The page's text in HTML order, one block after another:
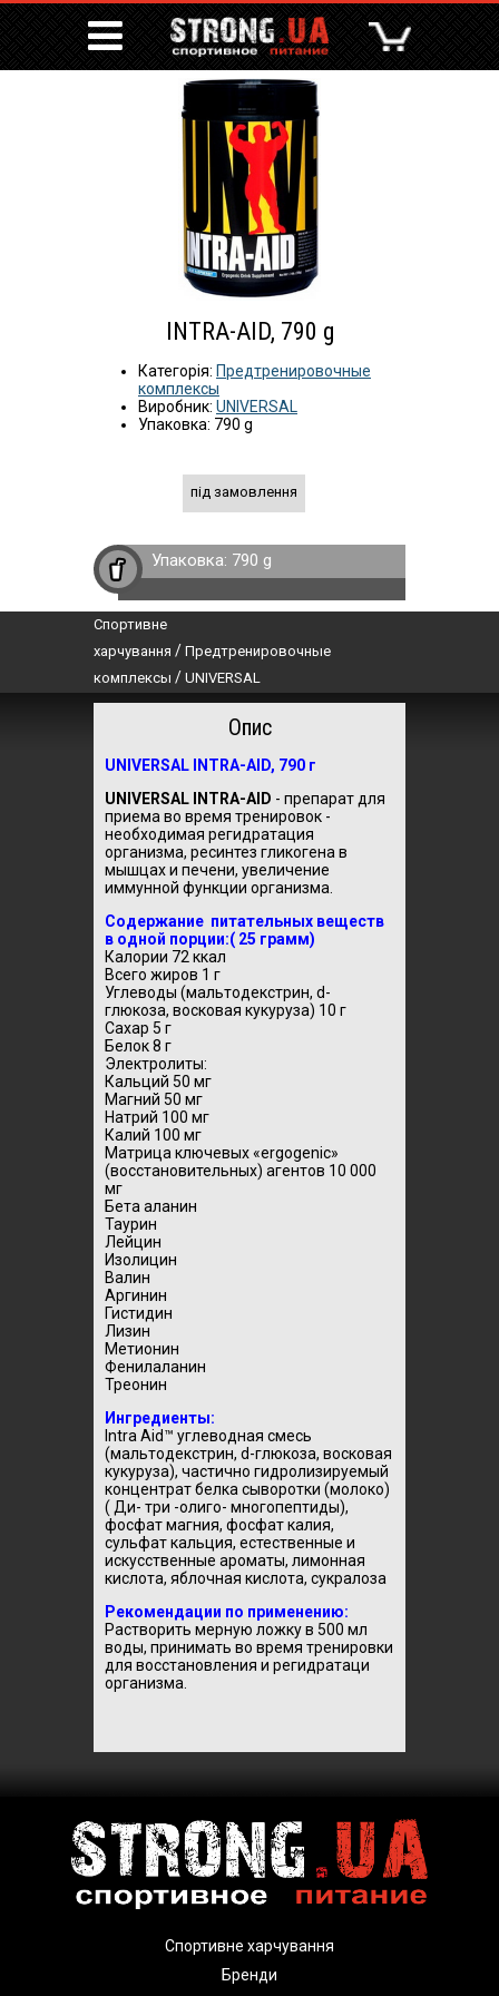
INTRA-AID, 790 g
Категорія: Предтренировочные
комплексы
Виробник: UNIVERSAL
Упаковка: 790 g
під замовлення
Упаковка: 790 g
Спортивне
харчування / Предтренировочные
комплексы / UNIVERSAL
Опис
UNIVERSAL INTRA-AID, 790 г
UNIVERSAL INTRA-AID - препарат для
приема во время тренировок -
необходимая регидратация
организма, ресинтез гликогена в
мышцах и печени, увеличение
иммунной функции организма.
Содержание питательных веществ
в одной порции:( 25 грамм)
Калории 72 ккал
Всего жиров 1 г
Углеводы (мальтодекстрин, d-
глюкоза, восковая кукуруза) 10 г
Сахар 5 г
Белок 8 г
Электролиты:
Кальций 50 мг
Магний 50 мг
Натрий 100 мг
Калий 100 мг
Матрица ключевых «ergogenic»
(восстановительных) агентов 10 000
мг
Бета аланин
Таурин
Лейцин
Изолицин
Валин
Аргинин
Гистидин
Лизин
Метионин
Фенилаланин
Треонин
Ингредиенты:
Intra Aid™ углеводная смесь
(мальтодекстрин, d-глюкоза, восковая
кукуруза), частично гидролизируемый
концентрат белка сыворотки (молоко)
( Ди- три -олиго- многопептиды),
фосфат магния, фосфат калия,
сульфат кальция, естественные и
искусственные ароматы, лимонная
кислота, яблочная кислота, сукралоза
Рекомендации по применению:
Растворить мерную ложку в 500 мл
воды, принимать во время тренировки
для восстановления и регидратаци
организма.
Спортивне харчування
Бренди